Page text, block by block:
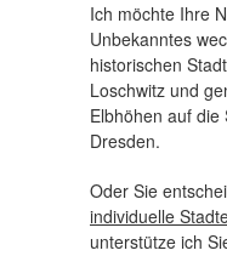
Ich möchte Ihre
Unbekanntes
historischen
Loschwitz und
Elbhöhen auf
Dresden.
Oder Sie
individuelle
unterstütze ich